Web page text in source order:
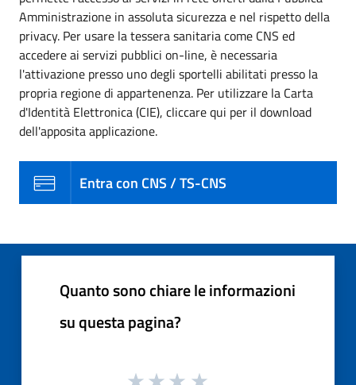
Amministrazione in assoluta sicurezza e nel rispetto della
privacy. Per usare la tessera sanitaria come CNS ed
accedere ai servizi pubblici on-line, è necessaria
l'attivazione presso uno degli sportelli abilitati presso la
propria regione di appartenenza. Per utilizzare la Carta
d'Identità Elettronica (CIE), cliccare qui per il download
dell'apposita applicazione.
Entra con CNS / TS-CNS
Quanto sono chiare le informazioni
su questa pagina?